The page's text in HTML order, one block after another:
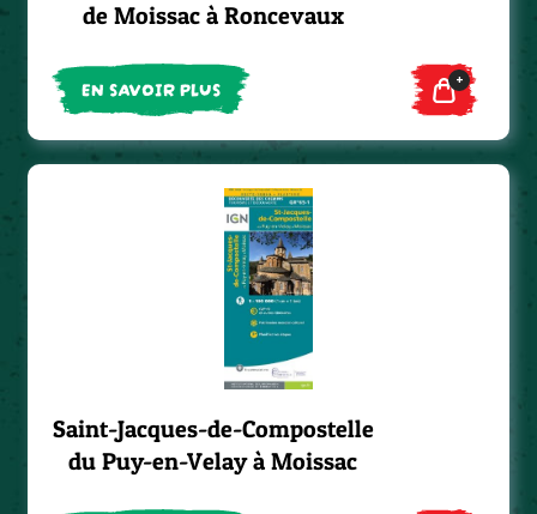
de Moissac à Roncevaux
EN SAVOIR PLUS +
Saint-Jacques-de-Compostelle
du Puy-en-Velay à Moissac